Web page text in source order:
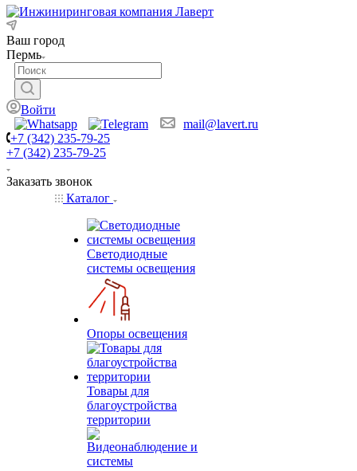
Ваш город
Пермь
Войти
mail@lavert.ru
+7 (342) 235-79-25
+7 (342) 235-79-25
Заказать звонок
Каталог
Светодиодные
системы освещения
Опоры освещения
Товары для
благоустройства
территории